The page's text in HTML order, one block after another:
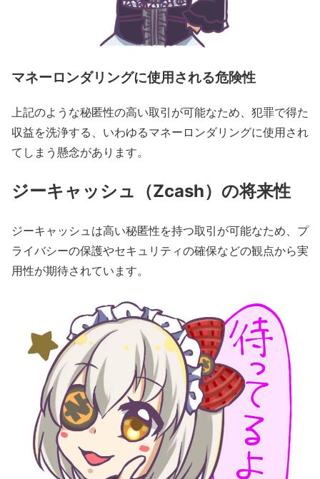
マネーロンダリングに使用される危険性
上記のような秘匿性の高い取引が可能なため、犯罪で得た
収益を洗浄する、いわゆるマネーロンダリングに使用され
てしまう懸念があります。
ジーキャッシュ（Zcash）の将来性
ジーキャッシュは高い秘匿性を持つ取引が可能なため、プ
ライバシーの保護やセキュリティの確保などの観点から実
用性が期待されています。